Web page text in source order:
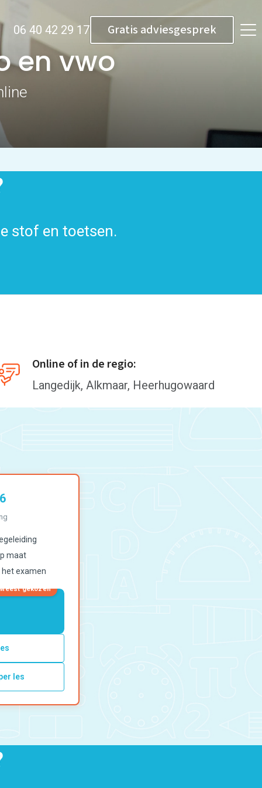
06 40 42 29 17 Gratis adviesgesprek
en vwo
stof en toetsen.
Online of in de regio:
Langedijk, Alkmaar, Heerhugowaard
maat
examen
gekozen
les